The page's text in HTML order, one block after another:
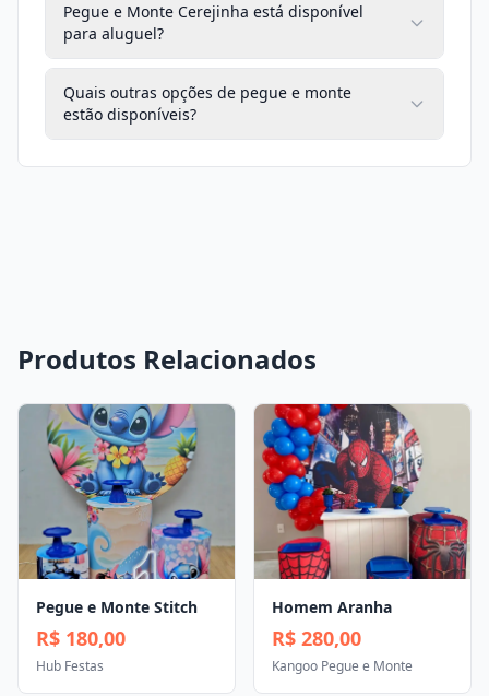
Pegue e Monte Cerejinha está disponível
para aluguel?
Quais outras opções de pegue e monte
estão disponíveis?
Produtos Relacionados
Pegue e Monte Stitch
R$ 180,00
Hub Festas
Homem Aranha
R$ 280,00
Kangoo Pegue e Monte